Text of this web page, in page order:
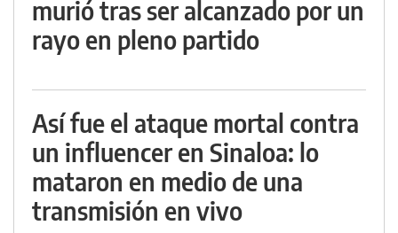
murió tras ser alcanzado por un
rayo en pleno partido
Así fue el ataque mortal contra
un influencer en Sinaloa: lo
mataron en medio de una
transmisión en vivo